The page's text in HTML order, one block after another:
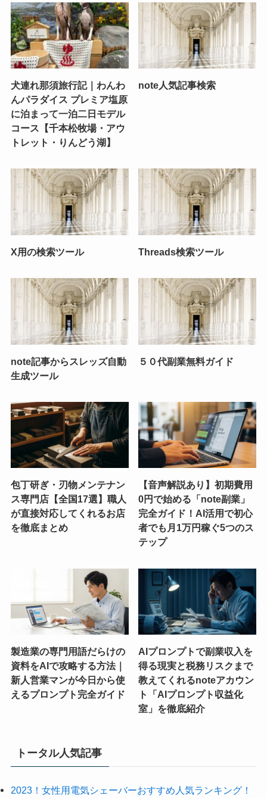
犬連れ那須旅行記｜わんわ
んパラダイス プレミア塩原
に泊まって一泊二日モデル
コース【千本松牧場・アウ
トレット・りんどう湖】
note人気記事検索
X用の検索ツール Threads検索ツール
note記事からスレッズ自動
生成ツール
５０代副業無料ガイド
包丁研ぎ・刃物メンテナン
ス専門店【全国17選】職人
が直接対応してくれるお店
を徹底まとめ
【音声解説あり】初期費用
0円で始める「note副業」
完全ガイド！AI活用で初心
者でも月1万円稼ぐ5つのス
テップ
製造業の専門用語だらけの
資料をAIで攻略する方法｜
新人営業マンが今日から使
えるプロンプト完全ガイド
AIプロンプトで副業収入を
得る現実と税務リスクまで
教えてくれるnoteアカウン
ト「AIプロンプト収益化
室」を徹底紹介
トータル人気記事
2023！女性用電気シェーバーおすすめ人気ランキング！